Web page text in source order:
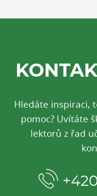
Hledáte inspiraci,
pomoc? Uvítáte
lektorů z řad